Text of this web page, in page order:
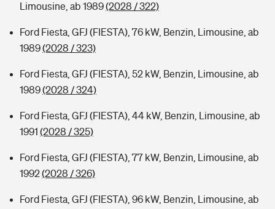
Limousine, ab 1989(2028 / 322)
Ford Fiesta, GFJ (FIESTA), 76 kW, Benzin, Limousine, ab
1989(2028 / 323)
Ford Fiesta, GFJ (FIESTA), 52 kW, Benzin, Limousine, ab
1989(2028 / 324)
Ford Fiesta, GFJ (FIESTA), 44 kW, Benzin, Limousine, ab
1991 (2028 / 325)
Ford Fiesta, GFJ (FIESTA), 77 kW, Benzin, Limousine, ab
1992(2028 / 326)
Ford Fiesta, GFJ (FIESTA), 96 kW, Benzin, Limousine, ab